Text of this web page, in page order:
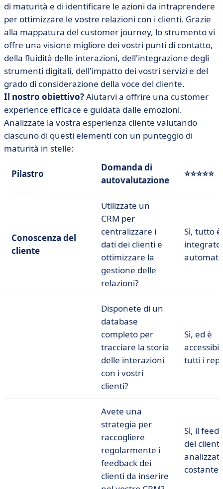
di maturità e di identificare le azioni da intraprendere
per ottimizzare le vostre relazioni con i clienti. Grazie
alla mappatura del customer journey, lo strumento vi
offre una visione migliore dei vostri punti di contatto,
della fluidità delle interazioni, dell'integrazione degli
strumenti digitali, dell'impatto dei vostri servizi e del
grado di considerazione della voce del cliente.
Il nostro obiettivo?Aiutarvi a offrire una customer
experience efficace e guidata dalle emozioni.
Analizzate la vostra esperienza cliente valutando
ciascuno di questi elementi con un punteggio di
maturità in stelle:
Pilastro
Domanda di
autovalutazione
⭐⭐⭐⭐⭐
Conoscenza del
cliente
Utilizzate un
CRM per
centralizzare i
dati dei clienti e
ottimizzare la
gestione delle
relazioni?
Sì, tutto è
integrato
Disponete di un
database
completo per
tracciare la storia
delle interazioni
con i vostri
clienti?
Sì, ed è
tutti i
Avete una
strategia per
raccogliere
regolarmente i
feedback dei
clienti da inserire
Sì, il
dei